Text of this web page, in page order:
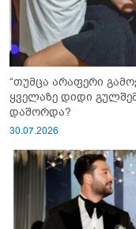
“თუმცა არაფერი
ყველაზე დიდი
დაშორდა?
30.07.2026